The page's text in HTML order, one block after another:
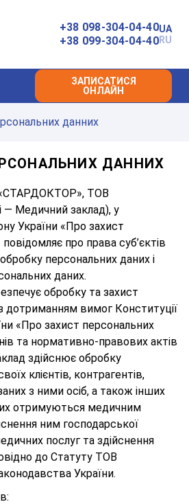
+38 098-304-04-40
+38 099-304-04-40
UA
RU
ЗАПИСАТИСЯ
ОНЛАЙН
данних
ДАННИХ
ТОВ
Медичний заклад), у
України «Про захист
про права суб’єктів
персональних даних і
даних.
обробку та захист
дотриманням вимог Конституції
«Про захист персональних
та нормативно-правових актів
здійснює обробку
клієнтів, контрагентів,
з ними осіб, а також інших
отримуються медичним
ним господарської
послуг та здійснення
до Статуту ТОВ
України.